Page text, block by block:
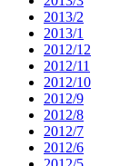
2013/2
2013/1
2012/12
2012/11
2012/10
2012/9
2012/8
2012/7
2012/6